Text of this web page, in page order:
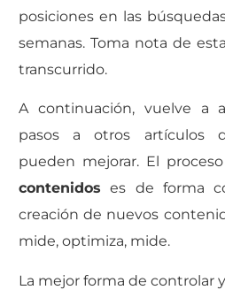
posiciones en las
semanas. Toma nota de
transcurrido.
A continuación, vuelve a
pasos a otros artículos
pueden mejorar. El
contenidos es de forma
creación de nuevos
mide, optimiza, mide.
La mejor forma de controlar y